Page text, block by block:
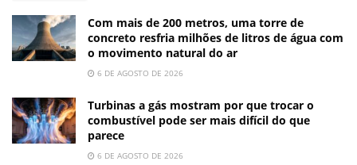
Com mais de 200 metros, uma torre de
concreto resfria milhões de litros de água com
o movimento natural do ar
6 DE AGOSTO DE 2026
Turbinas a gás mostram por que trocar o
combustível pode ser mais difícil do que
parece
6 DE AGOSTO DE 2026